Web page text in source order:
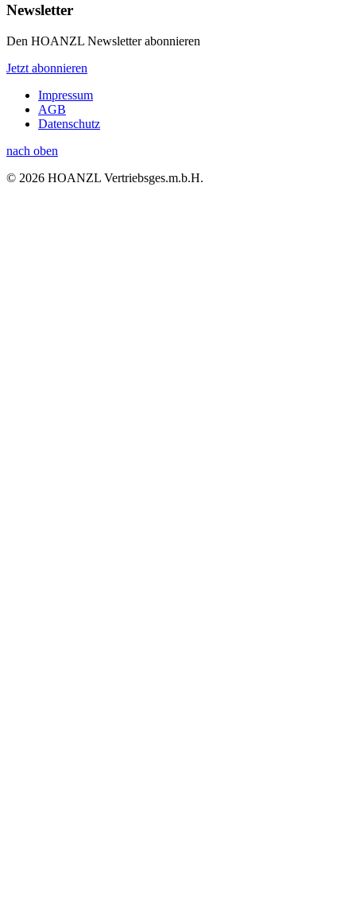
Newsletter
Den HOANZL Newsletter abonnieren
Jetzt abonnieren
Impressum
AGB
Datenschutz
nach oben
© 2026 HOANZL Vertriebsges.m.b.H.